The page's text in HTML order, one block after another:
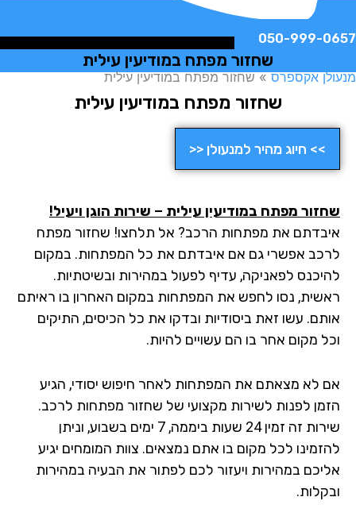
050-999-
שחזור מפתח במודיעין עילית
אקספרס»שחזור מפתח במודיעין עילית
שחזור מפתח במודיעין עילית
>> חיוג מהיר למנעולן <<
מפתח במודיעין עילית – שירות הוגן ויעיל!
את מפתחות הרכב? אל תלחצו! שחזור מפתח
אפשרי גם אם איבדתם את כל המפתחות. במקום
לפאניקה, עדיף לפעול במהירות ובשיטתיות.
נסו לחפש את המפתחות במקום האחרון בו ראיתם
עשו זאת ביסודיות ובדקו את כל הכיסים, התיקים
מקום אחר בו הם עשויים להיות.
לא מצאתם את המפתחות לאחר חיפוש יסודי, הגיע
לפנות לשירות מקצועי של שחזור מפתחות לרכב.
שירות זה זמין 24 שעות ביממה, 7 ימים בשבוע, וניתן
לכל מקום בו אתם נמצאים. צוות המומחים יגיע
במהירות ויעזור לכם לפתור את הבעיה במהירות